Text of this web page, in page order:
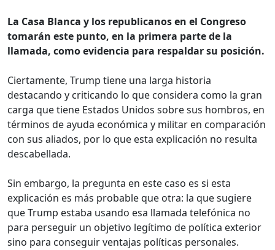
La Casa Blanca y los republicanos en el Congreso
tomarán este punto, en la primera parte de la
llamada, como evidencia para respaldar su posición.
Ciertamente, Trump tiene una larga historia
destacando y criticando lo que considera como la gran
carga que tiene Estados Unidos sobre sus hombros, en
términos de ayuda económica y militar en comparación
con sus aliados, por lo que esta explicación no resulta
descabellada.
Sin embargo, la pregunta en este caso es si esta
explicación es más probable que otra: la que sugiere
que Trump estaba usando esa llamada telefónica no
para perseguir un objetivo legítimo de política exterior
sino para conseguir ventajas políticas personales.